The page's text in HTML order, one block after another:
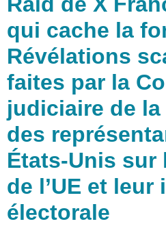
qui cache la
Révélations
faites par la
judiciaire de la
des
États-Unis sur
de l’UE et leur
électorale